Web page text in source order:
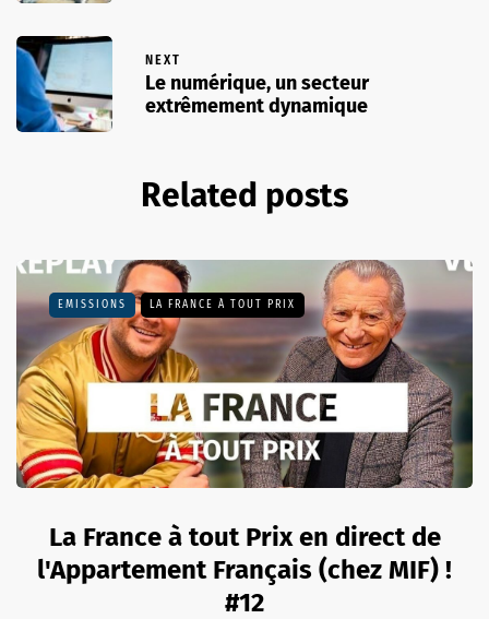
NEXT
Le numérique, un secteur
extrêmement dynamique
Related posts
EMISSIONS LA FRANCE À TOUT PRIX
La France à tout Prix en direct de
l'Appartement Français (chez MIF) !
#12